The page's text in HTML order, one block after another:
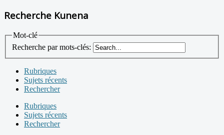
Recherche Kunena
Mot-clé
Recherche par mots-clés:
Rubriques
Sujets récents
Rechercher
Rubriques
Sujets récents
Rechercher